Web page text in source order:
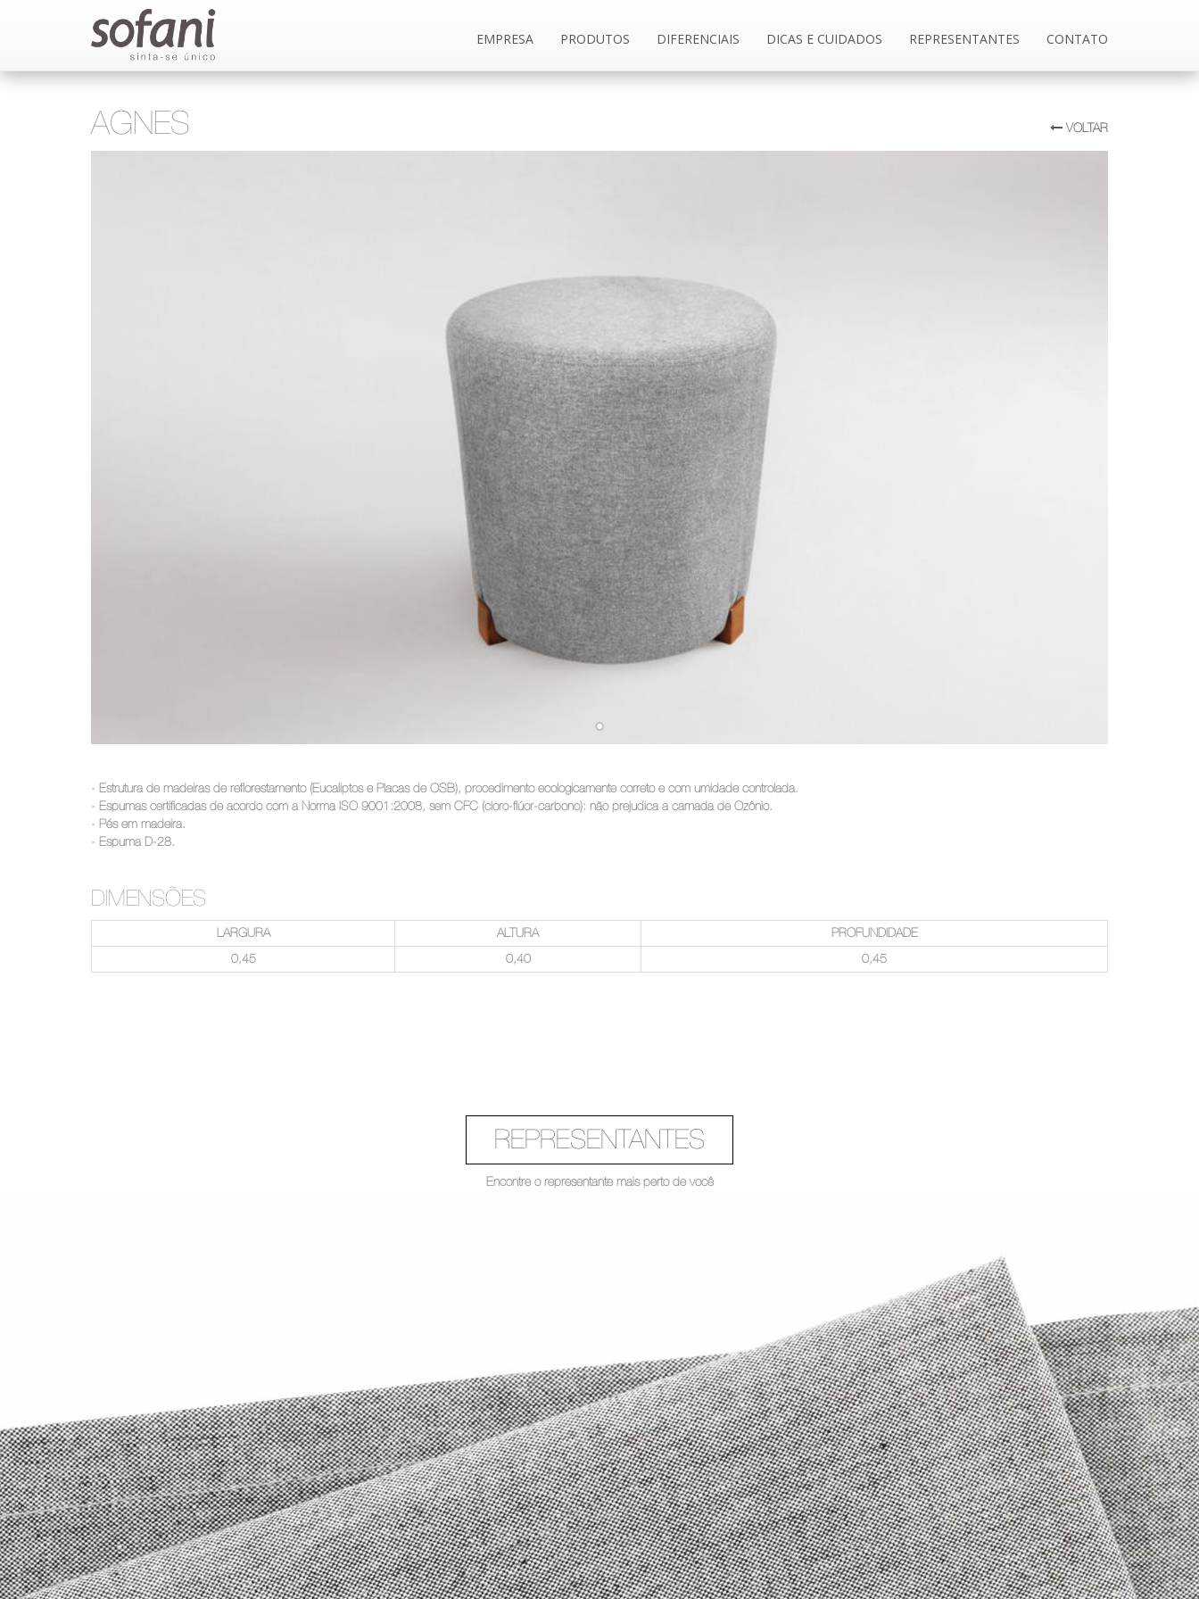
EMPRESA PRODUTOS DIFERENCIAIS DICAS E CUIDADOS REPRESENTANTES CONTATO
AGNES VOLTAR
- Estrutura de madeiras de reflorestamento (Eucaliptos e Placas de OSB), procedimento ecologicamente correto e com umidade controlada.
- Espumas certificadas de acordo com a Norma ISO 9001:2008, sem CFC (cloro-flúor-carbono): não prejudica a camada de Ozônio.
- Pés em madeira.
- Espuma D-28.
DIMENSÕES
LARGURA ALTURA PROFUNDIDADE
0,45 0,40 0,45
REPRESENTANTES
Encontre o representante mais perto de você